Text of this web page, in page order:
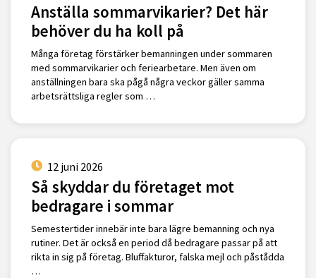
Anställa sommarvikarier? Det här
behöver du ha koll på
Många företag förstärker bemanningen under sommaren
med sommarvikarier och feriearbetare. Men även om
anställningen bara ska pågå några veckor gäller samma
arbetsrättsliga regler som …
12 juni 2026
Så skyddar du företaget mot
bedragare i sommar
Semestertider innebär inte bara lägre bemanning och nya
rutiner. Det är också en period då bedragare passar på att
rikta in sig på företag. Bluffakturor, falska mejl och påstådda
…